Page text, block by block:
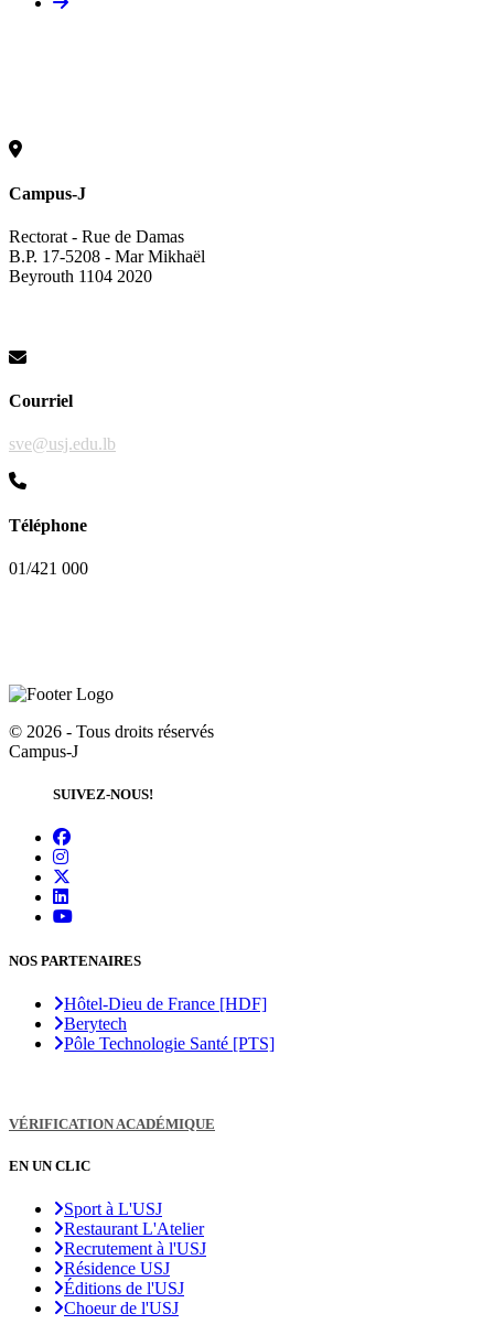
Campus-J
Rectorat - Rue de Damas
B.P. 17-5208 - Mar Mikhaël
Beyrouth 1104 2020
Courriel
sve@usj.edu.lb
Téléphone
01/421 000
© 2026 - Tous droits réservés
Campus-J
SUIVEZ-NOUS!
NOS PARTENAIRES
Hôtel-Dieu de France [HDF]
Berytech
Pôle Technologie Santé [PTS]
VÉRIFICATION ACADÉMIQUE
EN UN CLIC
Sport à L'USJ
Restaurant L'Atelier
Recrutement à l'USJ
Résidence USJ
Éditions de l'USJ
Choeur de l'USJ